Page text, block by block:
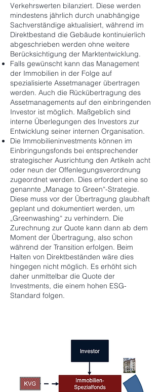
Verkehrswerten bilanziert. Diese werden
mindestens jährlich durch unabhängige
Sachverständige aktualisiert, während im
Direktbestand die Gebäude kontinuierlich
abgeschrieben werden ohne weitere
Berücksichtigung der Marktentwicklung.
Falls gewünscht kann das Management
der Immobilien in der Folge auf
spezialisierte Assetmanager übertragen
werden. Auch die Rückübertragung des
Assetmanagements auf den einbringenden
Investor ist möglich. Maßgeblich sind
interne Überlegungen des Investors zur
Entwicklung seiner internen Organisation.
Die Immobilieninvestments können im
Einbringungsfonds bei entsprechender
strategischer Ausrichtung den Artikeln acht
oder neun der Offenlegungsverordnung
zugeordnet werden. Dies erfordert eine so
genannte „Manage to Green“-Strategie.
Diese muss vor der Übertragung glaubhaft
geplant und dokumentiert werden, um
„Greenwashing“ zu verhindern. Die
Zurechnung zur Quote kann dann ab dem
Moment der Übertragung, also schon
während der Transition erfolgen. Beim
Halten von Direktbeständen wäre dies
hingegen nicht möglich. Es erhöht sich
daher unmittelbar die Quote der
Investments, die einem hohen ESG-
Standard folgen.